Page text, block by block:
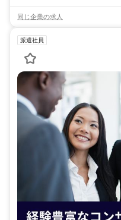
同じ企業の求人
派遣社員